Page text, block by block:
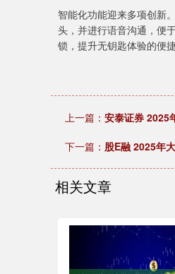
智能化功能迎来多项创新
头，并进行语音沟通，便
锁，提升无钥匙体验的便捷
上一篇： 安泰证券 2025
下一篇： 股E融 2025年
相关文章